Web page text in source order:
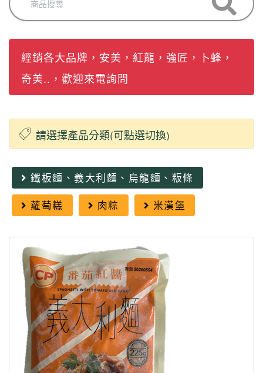
經銷各大品牌，安美，紅龍，強匠，卜蜂，
奇美..，歡迎來電詢問
鐵板麵、義大利麵、烏龍麵、粄條
蘿萄糕
肉粽 米漢堡